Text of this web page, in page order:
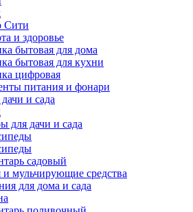
Сити
и здоровье
бытовая для дома
бытовая для кухни
цифровая
питания и фонари
и сада
для дачи и сада
садовый
и мульчирующие средства
для дома и сада